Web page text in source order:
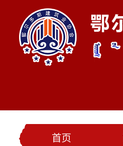
首页